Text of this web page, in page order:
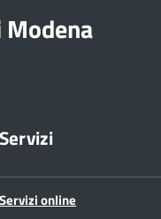
Servizi
Servizi online